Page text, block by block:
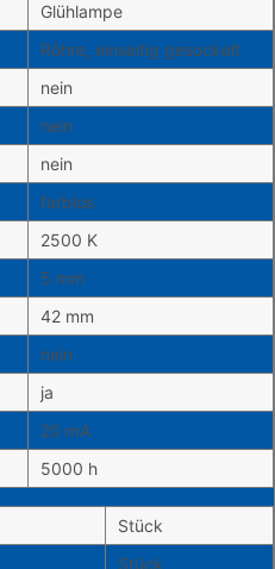
Glühlampe
Röhre, einseitig gesockelt
nein
nein
nein
farblos
2500 K
5 mm
42 mm
nein
ja
20 mA
5000 h
Stück
Stück